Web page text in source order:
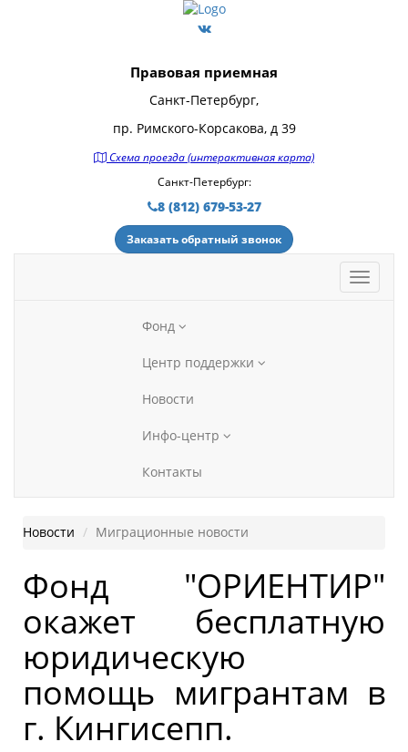
Правовая приемная
Санкт-Петербург,
пр. Римского-Корсакова, д 39
Схема проезда (интерактивная карта)
Санкт-Петербург:
8 (812) 679-53-27
Заказать обратный звонок
Фонд
Центр поддержки
Новости
Инфо-центр
Контакты
Новости Миграционные новости
Фонд "ОРИЕНТИР"
окажет бесплатную
юридическую
помощь мигрантам в
г. Кингисепп.